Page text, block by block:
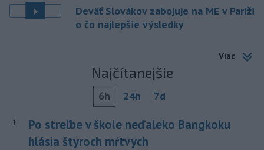
Deväť Slovákov zabojuje na ME v Paríži
o čo najlepšie výsledky
Viac
Najčítanejšie
6h 24h 7d
1
Po streľbe v škole neďaleko Bangkoku
hlásia štyroch mŕtvych